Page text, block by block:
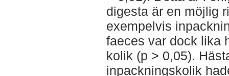
digesta är en möjlig
exempelvis
faeces var dock lika
kolik (p > 0,05).
inpackningskolik